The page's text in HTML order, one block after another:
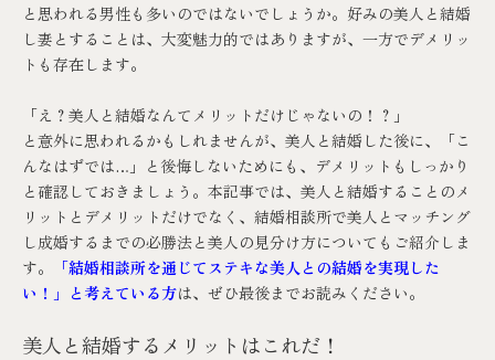
と思われる男性も多いのではないでしょうか。好みの美人と結婚
し妻とすることは、大変魅力的ではありますが、一方でデメリッ
トも存在します。
「え？美人と結婚なんてメリットだけじゃないの！？」
と意外に思われるかもしれませんが、美人と結婚した後に、「こ
んなはずでは…」と後悔しないためにも、デメリットもしっかり
と確認しておきましょう。本記事では、美人と結婚することのメ
リットとデメリットだけでなく、結婚相談所で美人とマッチング
し成婚するまでの必勝法と美人の見分け方についてもご紹介しま
す。
「結婚相談所を通じてステキな美人との結婚を実現した
い！」と考えている方は、ぜひ最後までお読みください。
美人と結婚するメリットはこれだ！